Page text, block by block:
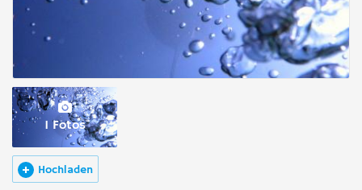
1 Fotos
Hochladen